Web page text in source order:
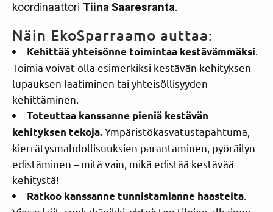
koordinaattori Tiina Saaresranta.
Näin EkoSparraamo auttaa:
Kehittää yhteisönne toimintaa kestävämmäksi
Toimia voivat olla esimerkiksi kestävän kehityksen
lupauksen laatiminen tai yhteisöllisyyden
kehittäminen.
Toteuttaa kanssanne pieniä kestävän
kehityksen tekoja.Ympäristökasvatustapahtuma,
kierrätysmahdollisuuksien parantaminen, pyöräilyn
edistäminen – mitä vain, mikä edistää kestävää
kehitystä!
Ratkoo kanssanne tunnistamianne haasteita